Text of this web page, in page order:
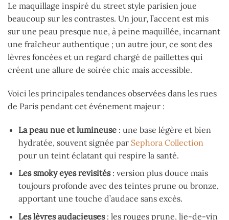
Le maquillage inspiré du street style parisien joue
beaucoup sur les contrastes. Un jour, l’accent est mis
sur une peau presque nue, à peine maquillée, incarnant
une fraîcheur authentique ; un autre jour, ce sont des
lèvres foncées et un regard chargé de paillettes qui
créent une allure de soirée chic mais accessible.
Voici les principales tendances observées dans les rues
de Paris pendant cet événement majeur :
La peau nue et lumineuse: une base légère et bien
hydratée, souvent signée par Sephora Collection
pour un teint éclatant qui respire la santé.
Les smoky eyes revisités: version plus douce mais
toujours profonde avec des teintes prune ou bronze,
apportant une touche d’audace sans excès.
Les lèvres audacieuses: les rouges prune, lie-de-vin